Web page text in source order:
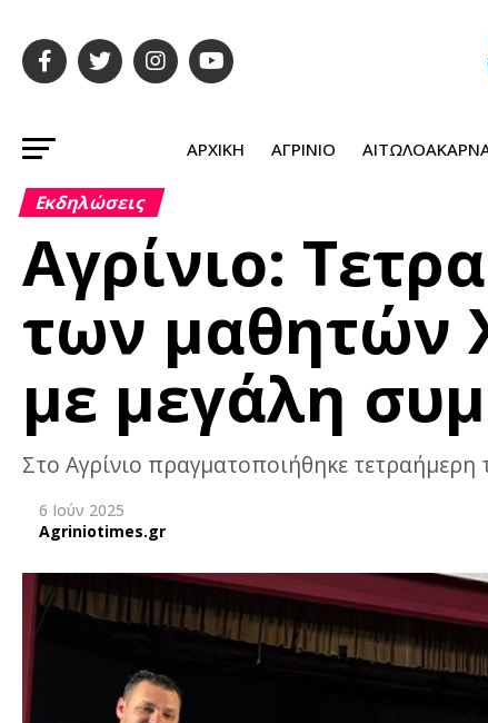
ΑΡΧΙΚΉ ΑΓΡΊΝΙΟ
Εκδηλώσεις
Αγρίνιο:
των μαθητών
με μεγάλη
Στο Αγρίνιο πραγματοποιήθηκε
6 Ιούν 2025
Agriniotimes.gr